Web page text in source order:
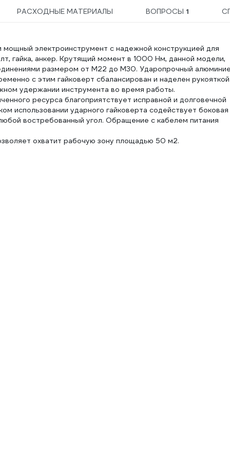
РАСХОДНЫЕ МАТЕРИАЛЫ ВОПРОСЫ 1
электроинструмент с надежной конструкцией для
гайка, анкер. Крутящий момент в 1000 Нм, данной модели,
размером от М22 до М30. Ударопрочный
с этим гайковерт сбалансирован и наделен
удержании инструмента во время работы.
ресурса благоприятствует исправной и долговечной
использовании ударного гайковерта содействует боковая
востребованный угол. Обращение с кабелем питания
охватит рабочую зону площадью 50 м2.